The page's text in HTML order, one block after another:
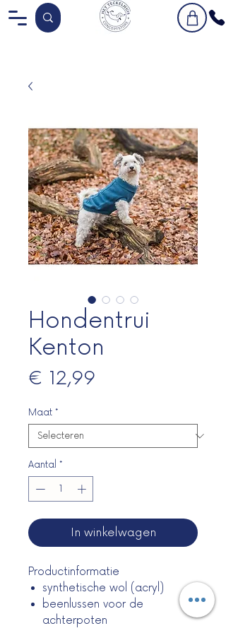
Hondentrui
Kenton
€ 12,99
Maat *
Aantal *
In winkelwagen
Productinformatie
synthetische wol (acryl)
beenlussen voor de
achterpoten